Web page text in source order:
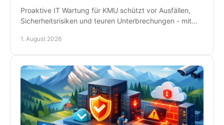
Proaktive IT Wartung für KMU schützt vor Ausfällen,
Sicherheitsrisiken und teuren Unterbrechungen - mit
1. August 2026